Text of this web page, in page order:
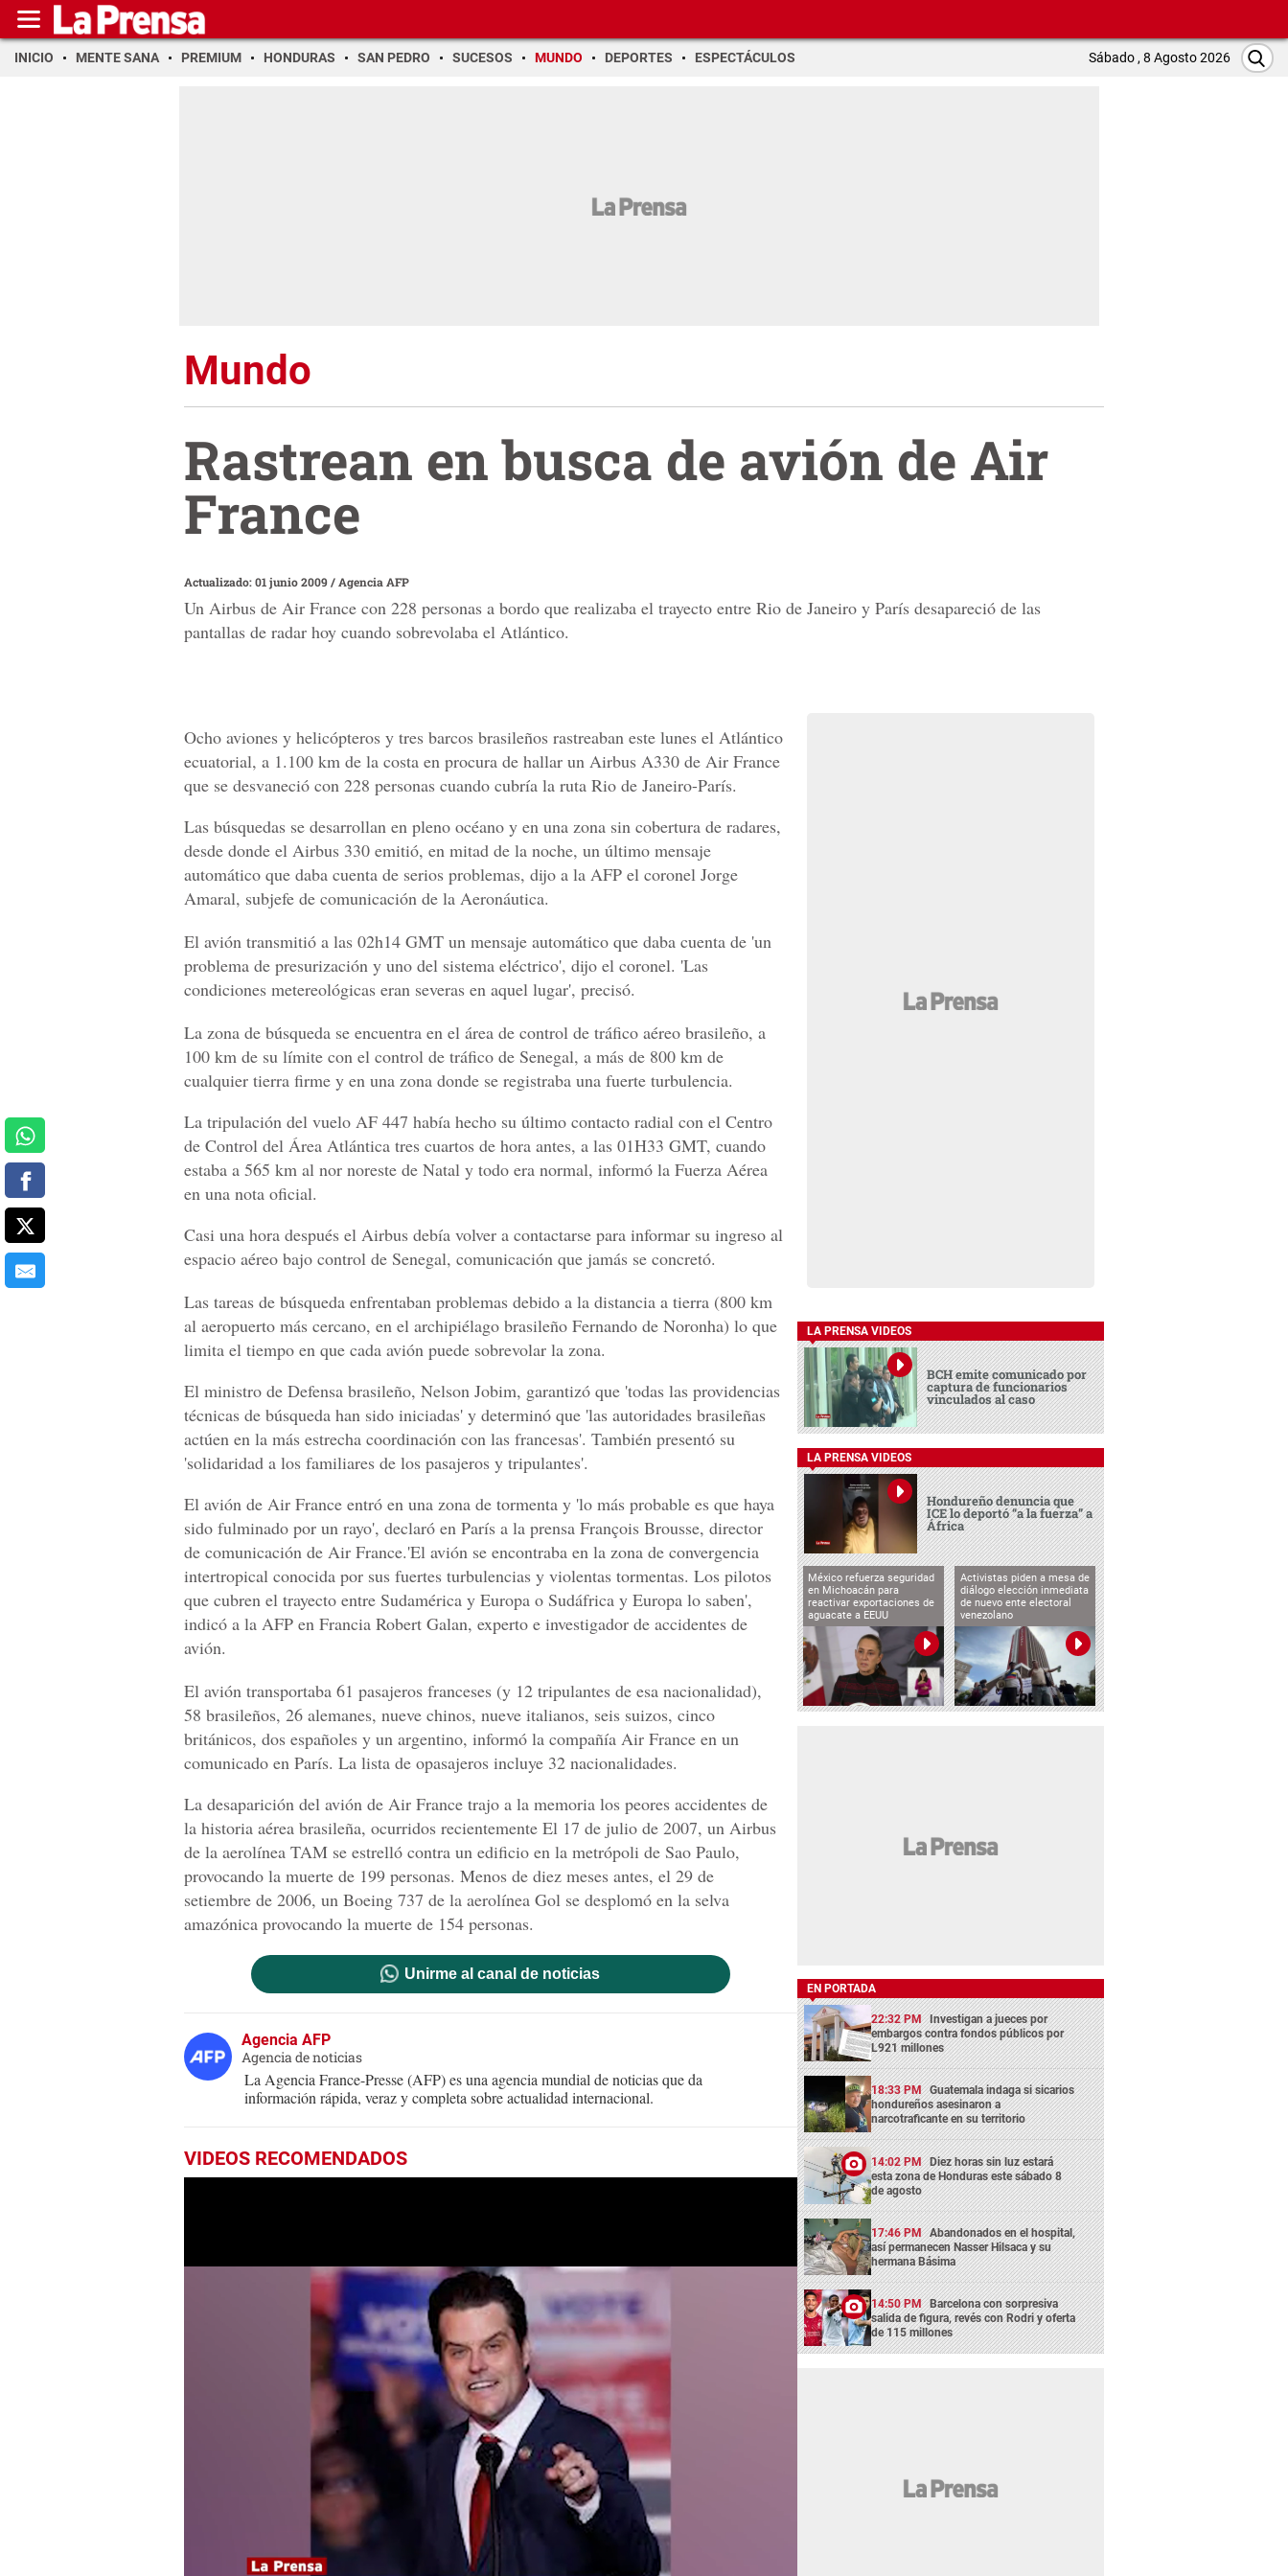
INICIO MENTE SANA PREMIUM HONDURAS SAN PEDRO SUCESOS MUNDO DEPORTES ESPECTÁCULOS Sábado , 8 Agosto 2026
Mundo
Rastrean en busca de avión de Air
France
Actualizado: 01 junio 2009/ Agencia AFP
Un Airbus de Air France con 228 personas a bordo que realizaba el trayecto entre Rio de Janeiro y París desapareció de las
pantallas de radar hoy cuando sobrevolaba el Atlántico.
Ocho aviones y helicópteros y tres barcos brasileños rastreaban este lunes el Atlántico
ecuatorial, a 1.100 km de la costa en procura de hallar un Airbus A330 de Air France
que se desvaneció con 228 personas cuando cubría la ruta Rio de Janeiro-París.
Las búsquedas se desarrollan en pleno océano y en una zona sin cobertura de radares,
desde donde el Airbus 330 emitió, en mitad de la noche, un último mensaje
automático que daba cuenta de serios problemas, dijo a la AFP el coronel Jorge
Amaral, subjefe de comunicación de la Aeronáutica.
El avión transmitió a las 02h14 GMT un mensaje automático que daba cuenta de 'un
problema de presurización y uno del sistema eléctrico', dijo el coronel. 'Las
condiciones metereológicas eran severas en aquel lugar', precisó.
La zona de búsqueda se encuentra en el área de control de tráfico aéreo brasileño, a
100 km de su límite con el control de tráfico de Senegal, a más de 800 km de
cualquier tierra firme y en una zona donde se registraba una fuerte turbulencia.
La tripulación del vuelo AF 447 había hecho su último contacto radial con el Centro
de Control del Área Atlántica tres cuartos de hora antes, a las 01H33 GMT, cuando
estaba a 565 km al nor noreste de Natal y todo era normal, informó la Fuerza Aérea
en una nota oficial.
Casi una hora después el Airbus debía volver a contactarse para informar su ingreso al
espacio aéreo bajo control de Senegal, comunicación que jamás se concretó.
Las tareas de búsqueda enfrentaban problemas debido a la distancia a tierra (800 km
al aeropuerto más cercano, en el archipiélago brasileño Fernando de Noronha) lo que
limita el tiempo en que cada avión puede sobrevolar la zona.
El ministro de Defensa brasileño, Nelson Jobim, garantizó que 'todas las providencias
técnicas de búsqueda han sido iniciadas' y determinó que 'las autoridades brasileñas
actúen en la más estrecha coordinación con las francesas'. También presentó su
'solidaridad a los familiares de los pasajeros y tripulantes'.
El avión de Air France entró en una zona de tormenta y 'lo más probable es que haya
sido fulminado por un rayo', declaró en París a la prensa François Brousse, director
de comunicación de Air France.'El avión se encontraba en la zona de convergencia
intertropical conocida por sus fuertes turbulencias y violentas tormentas. Los pilotos
que cubren el trayecto entre Sudamérica y Europa o Sudáfrica y Europa lo saben',
indicó a la AFP en Francia Robert Galan, experto e investigador de accidentes de
avión.
El avión transportaba 61 pasajeros franceses (y 12 tripulantes de esa nacionalidad),
58 brasileños, 26 alemanes, nueve chinos, nueve italianos, seis suizos, cinco
británicos, dos españoles y un argentino, informó la compañía Air France en un
comunicado en París. La lista de opasajeros incluye 32 nacionalidades.
La desaparición del avión de Air France trajo a la memoria los peores accidentes de
la historia aérea brasileña, ocurridos recientemente El 17 de julio de 2007, un Airbus
de la aerolínea TAM se estrelló contra un edificio en la metrópoli de Sao Paulo,
provocando la muerte de 199 personas. Menos de diez meses antes, el 29 de
setiembre de 2006, un Boeing 737 de la aerolínea Gol se desplomó en la selva
amazónica provocando la muerte de 154 personas.
Unirme al canal de noticias
Agencia AFP
Agencia de noticias
La Agencia France-Presse (AFP) es una agencia mundial de noticias que da
información rápida, veraz y completa sobre actualidad internacional.
VIDEOS RECOMENDADOS
LA PRENSA VIDEOS
BCH emite comunicado por
captura de funcionarios
vinculados al caso
LA PRENSA VIDEOS
Hondureño denuncia que
ICE lo deportó “a la fuerza” a
África
México refuerza seguridad
en Michoacán para
reactivar exportaciones de
aguacate a EEUU
Activistas piden a mesa de
diálogo elección inmediata
de nuevo ente electoral
venezolano
EN PORTADA
22:32 PM Investigan a jueces por
embargos contra fondos públicos por
L921 millones
18:33 PM Guatemala indaga si sicarios
hondureños asesinaron a
narcotraficante en su territorio
14:02 PM Diez horas sin luz estará
esta zona de Honduras este sábado 8
de agosto
17:46 PM Abandonados en el hospital,
así permanecen Nasser Hilsaca y su
hermana Básima
14:50 PM Barcelona con sorpresiva
salida de figura, revés con Rodri y oferta
de 115 millones